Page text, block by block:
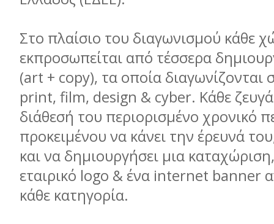
Στο πλαίσιο του διαγωνισμού κάθε
εκπροσωπείται από τέσσερα
(art + copy), τα οποία διαγωνίζονται
print, film, design & cyber. Κάθε
διάθεσή του περιορισμένο χρονικό
προκειμένου να κάνει την έρευνά
και να δημιουργήσει μια
εταιρικό logo & ένα internet banner
κάθε κατηγορία.